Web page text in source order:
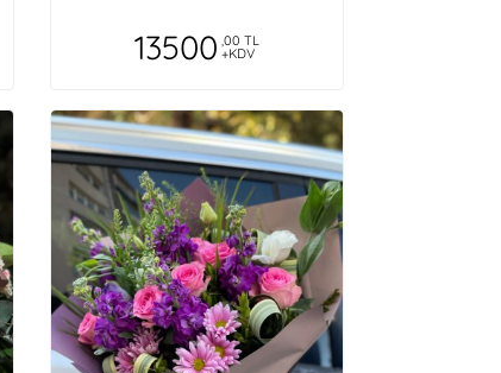
13500 ,00 TL
+KDV